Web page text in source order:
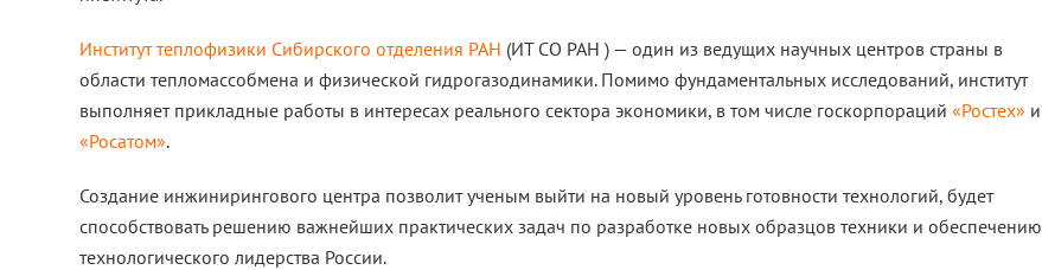
Институт теплофизики Сибирского отделения РАН (ИТ СО РАН ) — один из ведущих научных центров страны в
области тепломассобмена и физической гидрогазодинамики. Помимо фундаментальных исследований, институт
выполняет прикладные работы в интересах реального сектора экономики, в том числе госкорпораций«Ростех» и
«Росатом».
Создание инжинирингового центра позволит ученым выйти на новый уровень готовности технологий, будет
способствовать решению важнейших практических задач по разработке новых образцов техники и обеспечению
технологического лидерства России.